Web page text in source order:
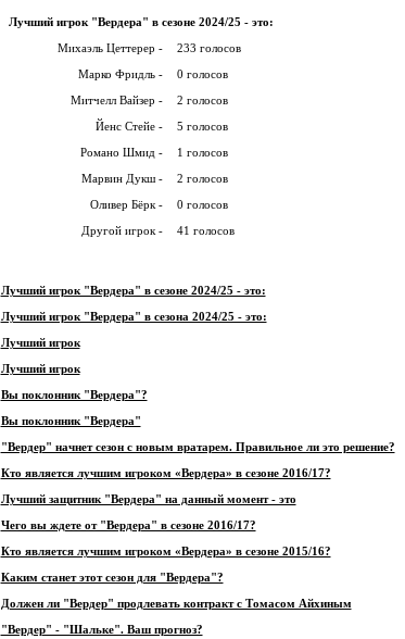
Лучший игрок "Вердера" в сезоне 2024/25 - это:
Михаэль Цеттерер - 233 голосов
Марко Фридль - 0 голосов
Митчелл Вайзер - 2 голосов
Йенс Стейе - 5 голосов
Романо Шмид - 1 голосов
Марвин Дукш - 2 голосов
Оливер Бёрк - 0 голосов
Другой игрок - 41 голосов
Лучший игрок "Вердера" в сезоне 2024/25 - это:
Лучший игрок "Вердера" в сезона 2024/25 - это:
Лучший игрок
Лучший игрок
Вы поклонник "Вердера"?
Вы поклонник "Вердера"
"Вердер" начнет сезон с новым вратарем. Правильное ли это решение?
Кто является лучшим игроком «Вердера» в сезоне 2016/17?
Лучший защитник "Вердера" на данный момент - это
Чего вы ждете от "Вердера" в сезоне 2016/17?
Кто является лучшим игроком «Вердера» в сезоне 2015/16?
Каким станет этот сезон для "Вердера"?
Должен ли "Вердер" продлевать контракт с Томасом Айхиным
"Вердер" - "Шальке". Ваш прогноз?